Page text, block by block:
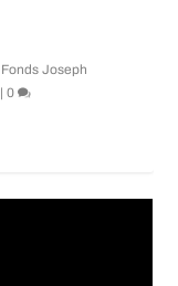
Fonds Joseph
|0